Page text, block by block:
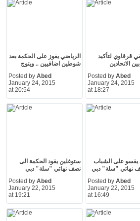
الرياضي يفوز على الحكمة بعد
شوطين اضافيين .. ويتوج
Posted by Abed
January 24, 2015
at 20:54
قرقاوي لتأكيد
الاتحادين
Posted by Abed
January 24, 2015
at 18:27
ستوغلين يقود الحكمة الى
نصف نهائي "سلة" دبي
Posted by Abed
January 22, 2015
at 19:21
يقسو على الشباب
نهائي "سلة" دبي
Posted by Abed
January 22, 2015
at 16:49